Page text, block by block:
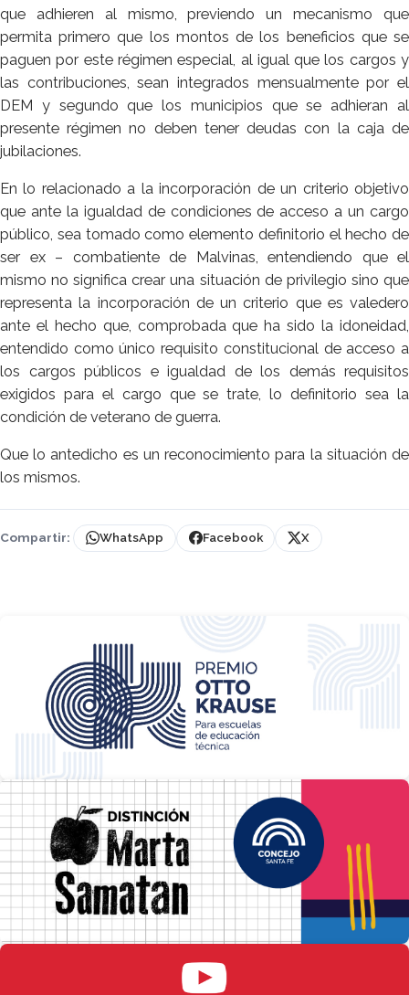
que adhieren al mismo, previendo un mecanismo que
permita primero que los montos de los beneficios que se
paguen por este régimen especial, al igual que los cargos y
las contribuciones, sean integrados mensualmente por el
DEM y segundo que los municipios que se adhieran al
presente régimen no deben tener deudas con la caja de
jubilaciones.
En lo relacionado a la incorporación de un criterio objetivo
que ante la igualdad de condiciones de acceso a un cargo
público, sea tomado como elemento definitorio el hecho de
ser ex – combatiente de Malvinas, entendiendo que el
mismo no significa crear una situación de privilegio sino que
representa la incorporación de un criterio que es valedero
ante el hecho que, comprobada que ha sido la idoneidad,
entendido como único requisito constitucional de acceso a
los cargos públicos e igualdad de los demás requisitos
exigidos para el cargo que se trate, lo definitorio sea la
condición de veterano de guerra.
Que lo antedicho es un reconocimiento para la situación de
los mismos.
Compartir: WhatsApp Facebook X